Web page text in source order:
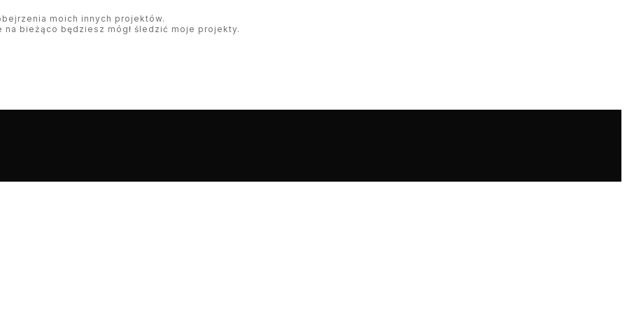
moich innych projektów.
bieżąco będziesz mógł śledzić moje projekty.